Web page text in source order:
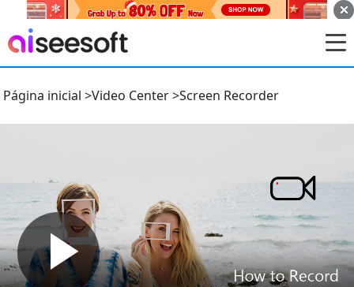
Página inicial >Video Center>Screen Recorder